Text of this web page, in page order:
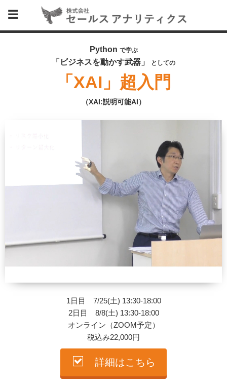
Python で学ぶ
「ビジネスを動かす武器」 としての
「XAI」超入門
（XAI:説明可能AI）
1日目 7/25(土) 13:30-18:00
2日目 8/8(土) 13:30-18:00
オンライン（ZOOM予定）
税込み22,000円
詳細はこちら